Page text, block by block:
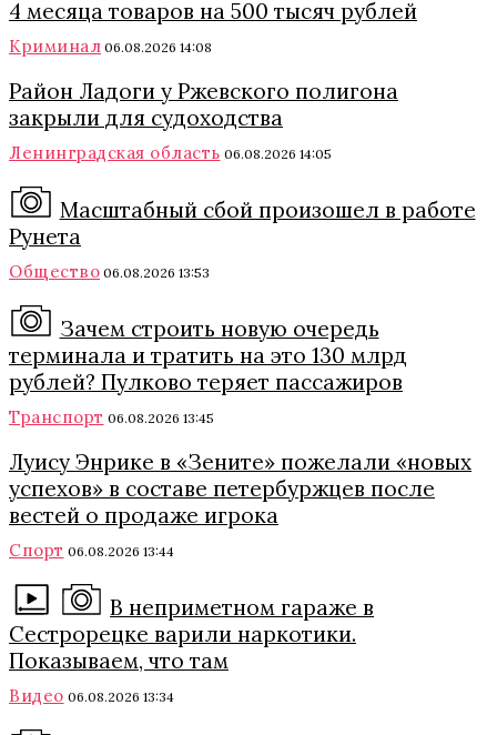
4 месяца товаров на 500 тысяч рублей
Криминал 06.08.2026 14:08
Район Ладоги у Ржевского полигона
закрыли для судоходства
Ленинградская область 06.08.2026 14:05
Масштабный сбой произошел в работе
Рунета
Общество 06.08.2026 13:53
Зачем строить новую очередь
терминала и тратить на это 130 млрд
рублей? Пулково теряет пассажиров
Транспорт 06.08.2026 13:45
Луису Энрике в «Зените» пожелали «новых
успехов» в составе петербуржцев после
вестей о продаже игрока
Спорт 06.08.2026 13:44
В неприметном гараже в
Сестрорецке варили наркотики.
Показываем, что там
Видео 06.08.2026 13:34